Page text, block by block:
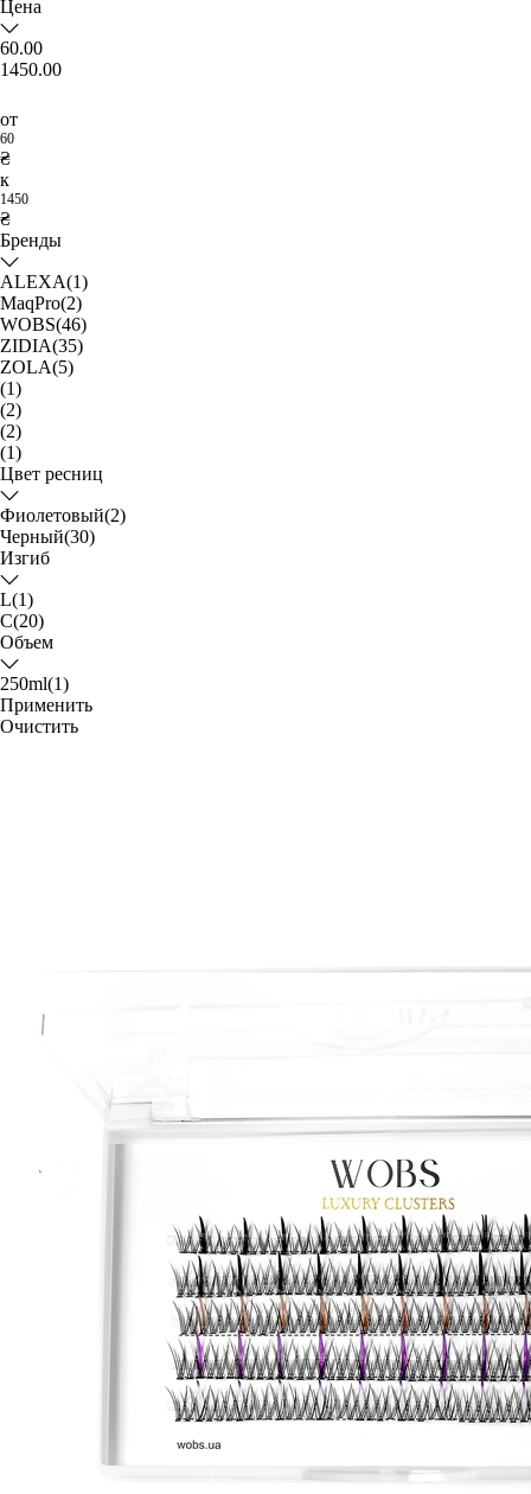
Цена
60.00
1450.00
от
60
₴
к
1450
₴
Бренды
ALEXA(1)
MaqPro(2)
WOBS(46)
ZIDIA(35)
ZOLA(5)
(1)
(2)
(2)
(1)
Цвет ресниц
Фиолетовый(2)
Черный(30)
Изгиб
L(1)
С(20)
Объем
250ml(1)
Применить
Очистить